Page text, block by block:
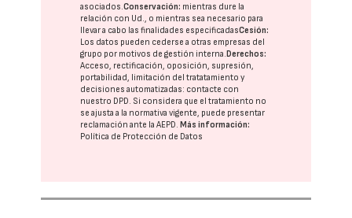
asociados.Conservación: mientras dure la
relación con Ud., o mientras sea necesario para
llevar a cabo las finalidades especificadasCesión:
Los datos pueden cederse a otras empresas del
grupo por motivos de gestión interna. Derechos:
Acceso, rectificación, oposición, supresión,
portabilidad, limitación del tratatamiento y
decisiones automatizadas: contacte con
nuestro DPD. Si considera que el tratamiento no
se ajusta a la normativa vigente, puede presentar
reclamación ante laAEPD. Más información:
Política de Protección de Datos